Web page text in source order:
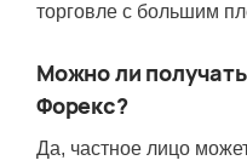
торговле с большим
Можно ли
Форекс?
Да, частное лицо